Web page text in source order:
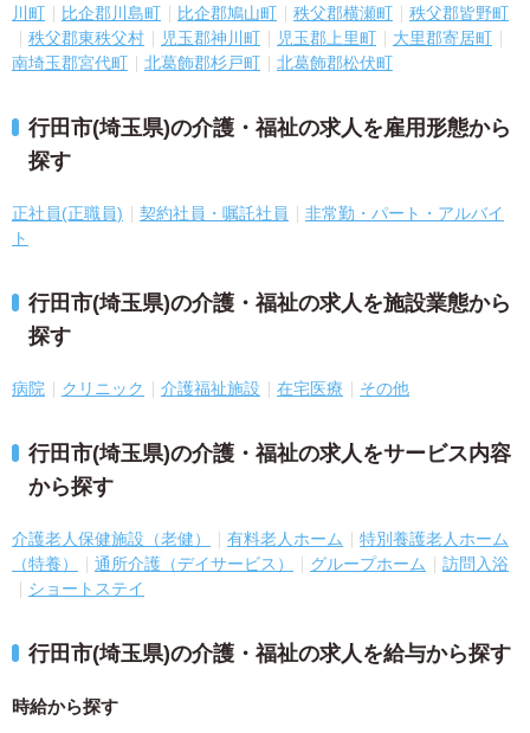
川町
比企郡川島町 比企郡鳩山町 秩父郡横瀬町
秩父郡皆野町
秩父郡東秩父村
児玉郡神川町 児玉郡上里町
大里郡寄居町
南埼玉郡宮代町
北葛飾郡杉戸町 北葛飾郡松伏町
行田市(埼玉県)の介護・福祉の求人を雇用形態から
探す
正社員(正職員) 契約社員・嘱託社員
非常勤・パート・アルバイ
ト
行田市(埼玉県)の介護・福祉の求人を施設業態から
探す
病院 クリニック 介護福祉施設 在宅医療 その他
行田市(埼玉県)の介護・福祉の求人をサービス内容
から探す
介護老人保健施設（老健） 有料老人ホーム
特別養護老人ホーム
（特養）
通所介護（デイサービス） グループホーム
訪問入浴
ショートステイ
行田市(埼玉県)の介護・福祉の求人を給与から探す
時給から探す